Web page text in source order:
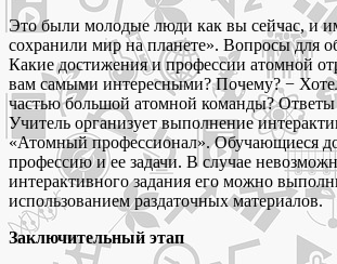
Это были молодые люди как вы сейчас, и
сохранили мир на планете». Вопросы для
Какие достижения и профессии атомной
вам самыми интересными? Почему? −
частью большой атомной команды?
Учитель организует выполнение
«Атомный профессионал». Обучающиеся
профессию и ее задачи. В случае
интерактивного задания его можно
использованием раздаточных материалов.
Заключительный этап